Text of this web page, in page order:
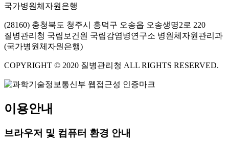
국가병원체자원은행
(28160) 충청북도 청주시 흥덕구 오송읍 오송생명2로 220
질병관리청 국립보건원 국립감염병연구소 병원체자원관리과
(국가병원체자원은행)
COPYRIGHT © 2020 질병관리청 ALL RIGHTS RESERVED.
이용안내
브라우저 및 컴퓨터 환경 안내